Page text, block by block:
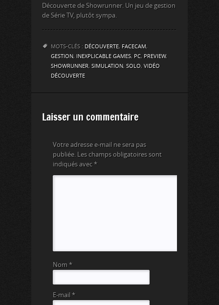
Découverte de Showrunner. Un jeu de gestion
de Série TV, plutôt sympa.
MOTS-CLÉS : DÉCOUVERTE, FACECAM,
GESTION, INEXPLICABLE GAMES, PC, PREVIEW,
SHOWRUNNER, SIMULATION, SOLO, VIDÉO
DÉCOUVERTE
Laisser un commentaire
Votre adresse e-mail ne sera pas
publiée.
Les champs obligatoires sont
indiqués avec *
Nom *
E-mail *